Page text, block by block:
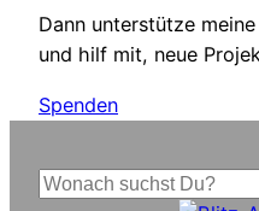
Dann unterstütze
und hilf mit, neue
Spenden
S